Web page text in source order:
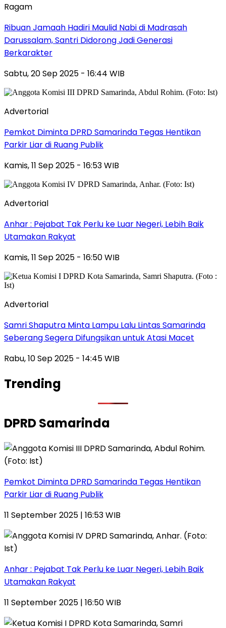
Ragam
Ribuan Jamaah Hadiri Maulid Nabi di Madrasah
Darussalam, Santri Didorong Jadi Generasi
Berkarakter
Sabtu, 20 Sep 2025 - 16:44 WIB
Advertorial
Pemkot Diminta DPRD Samarinda Tegas Hentikan
Parkir Liar di Ruang Publik
Kamis, 11 Sep 2025 - 16:53 WIB
Advertorial
Anhar : Pejabat Tak Perlu ke Luar Negeri, Lebih Baik
Utamakan Rakyat
Kamis, 11 Sep 2025 - 16:50 WIB
Advertorial
Samri Shaputra Minta Lampu Lalu Lintas Samarinda
Seberang Segera Difungsikan untuk Atasi Macet
Rabu, 10 Sep 2025 - 14:45 WIB
Trending
DPRD Samarinda
Pemkot Diminta DPRD Samarinda Tegas Hentikan
Parkir Liar di Ruang Publik
11 September 2025 | 16:53 WIB
Anhar : Pejabat Tak Perlu ke Luar Negeri, Lebih Baik
Utamakan Rakyat
11 September 2025 | 16:50 WIB